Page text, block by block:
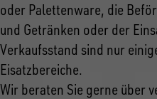
oder Palettenware, die
und Getränken oder der
Verkaufsstand sind nur
Eisatzbereiche.
Wir beraten Sie gerne über